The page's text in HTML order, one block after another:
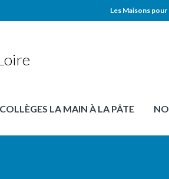
MPLS
Les Maisons pour
LA MAIN À LA PÂTE